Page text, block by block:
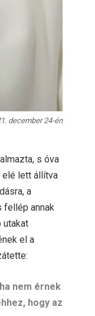
december 24-én
s óva
elé lett állítva
a
fellép annak
utakat
el a
nem érnek
hogy az